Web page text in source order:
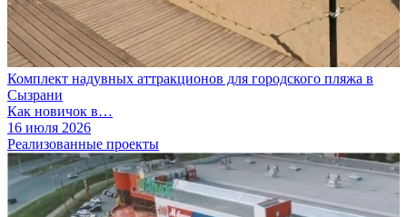
Комплект надувных аттракционов для городского пляжа в
Сызрани
Как новичок в…
16 июля 2026
Реализованные проекты